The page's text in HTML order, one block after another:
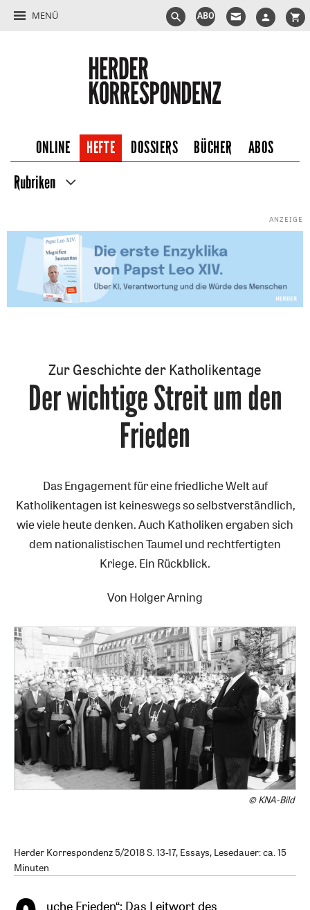
MENÜ ABO
ONLINE HEFTE DOSSIERS BÜCHER ABOS
Rubriken
Zur Geschichte der Katholikentage
:
Der wichtige Streit um den
Frieden
Das Engagement für eine friedliche Welt auf
Katholikentagen ist keineswegs so selbstverständlich,
wie viele heute denken. Auch Katholiken ergaben sich
dem nationalistischen Taumel und rechtfertigten
Kriege. Ein Rückblick.
Von Holger Arning
© KNA-Bild
Herder Korrespondenz 5/2018 S. 13-17, Essays, Lesedauer: ca. 15
Minuten
uche Frieden“: Das Leitwort des